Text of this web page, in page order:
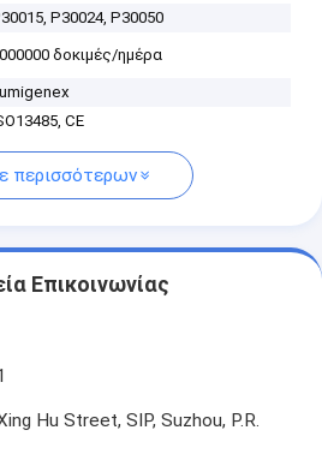
P30024, P30050
δοκιμές/ημέρα
CE
περισσότερων
Επικοινωνίας
Hu Street, SIP, Suzhou, P.R.